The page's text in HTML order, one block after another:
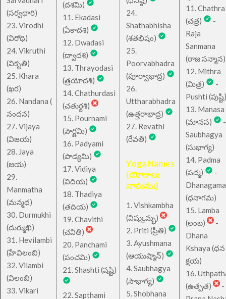
(సర్వధారి)
23. Virodhi
(విరోధి)
24. Vikruthi
(వికృతి)
25. Khara
(ఖర)
26. Nandana (
నందన)
27. Vijaya
(విజయ)
28. Jaya
(జయ)
29.
Manmatha
(మన్మథ)
30. Durmukhi
(దుర్ముఖి)
31. Hevilambi
(హేవిలంబి)
32. Vilambi
(విలంబి)
33. Vikari
(దశమి)
11. Ekadasi
(ఏకాదశి)
12. Dwadasi
(ద్వాదశి)
13. Thrayodasi
(త్రయోదశి)
14. Chathurdasi
(చతుర్దశి)
15. Pournami
(పౌర్ణమి)
16. Padyami
(పాడ్యమి)
17. Vidiya
(విదియ)
18. Thadiya
(తదియ)
19. Chavithi
(చవితి)
20. Panchami
(పంచమి)
21. Shashti (షష్టి)
22. Sapthami
24.
Shathabhisha
(శతభిషం)
25.
Poorvabhadra
(పూర్వాభాద్ర)
26.
Uttharabhadra
(ఉత్తరాభాద్ర)
27. Revathi
(రేవతి)
Yoga Names
(యోగాలు
నామము)
1. Vishkambha
(విష్కుమ్భ)
2. Priti (ప్రీతి)
3. Ayushmana
(ఆయుష్మాన్)
4. Saubhagya
(సౌభాగ్య)
5. Shobhana
11. Chathra
(చత్ర)
-
Raja
Sanmana
(రాజ సన్మాన)
12. Mithra
(మిత్ర)
-
Pushti (పుష్టి)
13. Manasa
(మానస)
-
Saubhagya
(సుభాగ్య)
14. Padma
(పద్మ)
-
Dhanagama
(ధనాగమ)
15. Lamba
(లంబ)
-
Dhana
Kshaya (ధన
క్షయ)
16.
(ఉత్పత)
-